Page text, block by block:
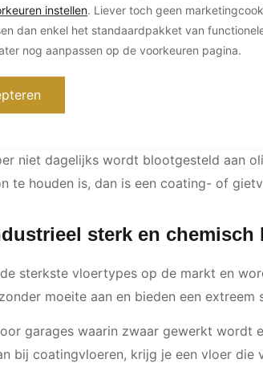
ze ideaal voor garages waar intensief
natuurlijke uitstraling met
een robuuste, natuurlijke look met een
tegen zware belasting en geeft het
niet dagelijks wordt blootgesteld aan
te houden is, dan is een coating- of
sterk en chemisch
sterkste vloertypes op de markt en
moeite aan en bieden een extreem
garages waarin zwaar gewerkt wordt
bij coatingvloeren, krijg je een vloer
instellen. Liever toch geen
dan enkel het standaardpakket van
nog aanpassen op de voorkeuren pagina.